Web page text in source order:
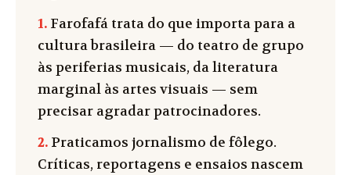
1. Farofafá trata do que importa para a
cultura brasileira — do teatro de grupo
às periferias musicais, da literatura
marginal às artes visuais — sem
precisar agradar patrocinadores.
2. Praticamos jornalismo de fôlego.
Críticas, reportagens e ensaios nascem